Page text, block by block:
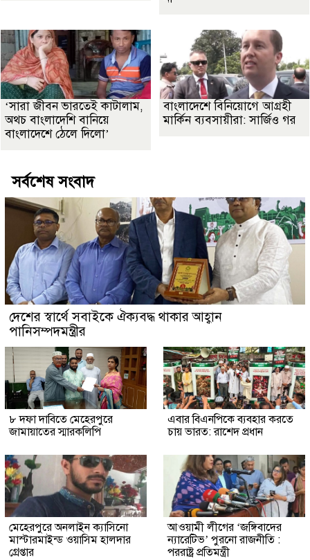
‘সারা জীবন ভারতেই কাটালাম,
অথচ বাংলাদেশি বানিয়ে
বাংলাদেশে ঠেলে দিলো’
বাংলাদেশে বিনিয়োগে আগ্রহী
মার্কিন ব্যবসায়ীরা: সার্জিও গর
সর্বশেষ সংবাদ
দেশের স্বার্থে সবাইকে ঐক্যবদ্ধ থাকার আহ্বান
পানিসম্পদমন্ত্রীর
৮ দফা দাবিতে মেহেরপুরে
জামায়াতের স্মারকলিপি
এবার বিএনপিকে ব্যবহার করতে
চায় ভারত: রাশেদ প্রধান
মেহেরপুরে অনলাইন ক্যাসিনো
মাস্টারমাইন্ড ওয়াসিম হালদার
গ্রেপ্তার
আওয়ামী লীগের ‘জঙ্গিবাদের
ন্যারেটিভ’ পুরনো রাজনীতি :
পররাষ্ট্র প্রতিমন্ত্রী